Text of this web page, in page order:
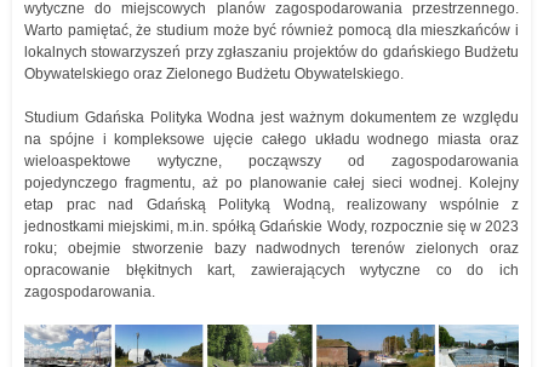
wytyczne do miejscowych planów zagospodarowania przestrzennego.
Warto pamiętać, że studium może być również pomocą dla mieszkańców i
lokalnych stowarzyszeń przy zgłaszaniu projektów do gdańskiego Budżetu
Obywatelskiego oraz Zielonego Budżetu Obywatelskiego.
Studium Gdańska Polityka Wodna jest ważnym dokumentem ze względu
na spójne i kompleksowe ujęcie całego układu wodnego miasta oraz
wieloaspektowe wytyczne, począwszy od zagospodarowania
pojedynczego fragmentu, aż po planowanie całej sieci wodnej. Kolejny
etap prac nad Gdańską Polityką Wodną, realizowany wspólnie z
jednostkami miejskimi, m.in. spółką Gdańskie Wody, rozpocznie się w 2023
roku; obejmie stworzenie bazy nadwodnych terenów zielonych oraz
opracowanie błękitnych kart, zawierających wytyczne co do ich
zagospodarowania.